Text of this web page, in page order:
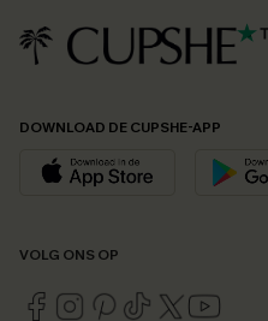
DOWNLOAD DE CUPSHE-APP
VOLG ONS OP